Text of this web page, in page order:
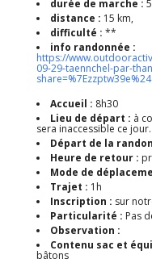
durée de marche :
distance : 15 km,
difficulté : **
info randonnée :
https://
09-29-taennchel-par-
Accueil : 8h30
Lieu de départ : à
sera inaccessible ce jour.
Départ de la
Heure de retour :
Mode de
Trajet : 1h
Inscription : sur
Particularité : Pas
Observation :
Contenu sac et
bâtons